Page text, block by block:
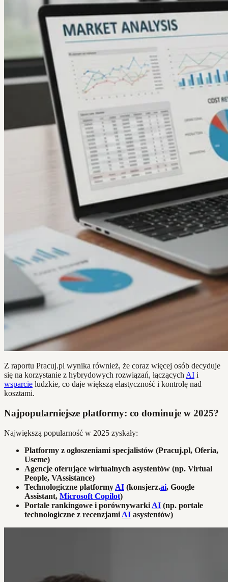
Z raportu Pracuj.pl wynika również, że coraz więcej osób decyduje
się na korzystanie z hybrydowych rozwiązań, łączących AI i
wsparcie ludzkie, co daje większą elastyczność i kontrolę nad
kosztami.
Najpopularniejsze platformy: co dominuje w 2025?
Największą popularność w 2025 zyskały:
Platformy z ogłoszeniami specjalistów (Pracuj.pl, Oferia,
Useme)
Agencje oferujące wirtualnych asystentów (np. Virtual
People, VAssistance)
Technologiczne platformy AI (konsjerz.ai, Google
Assistant, Microsoft Copilot)
Portale rankingowe i porównywarki AI (np. portale
technologiczne z recenzjami AI asystentów)